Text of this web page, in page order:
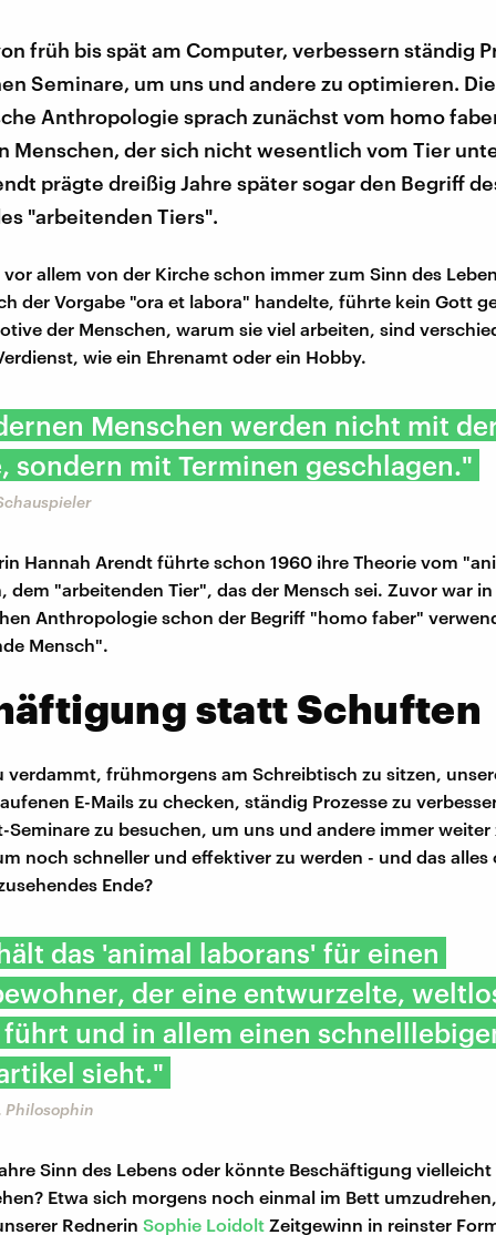
früh bis spät am Computer, verbessern ständig
Seminare, um uns und andere zu optimieren. Die
Anthropologie sprach zunächst vom homo
Menschen, der sich nicht wesentlich vom Tier
prägte dreißig Jahre später sogar den Begriff
"arbeitenden Tiers".
allem von der Kirche schon immer zum Sinn des
der Vorgabe "ora et labora" handelte, führte kein Gott
der Menschen, warum sie viel arbeiten, sind
wie ein Ehrenamt oder ein Hobby.
Menschen werden nicht mit
sondern mit Terminen geschlagen."
Hannah Arendt führte schon 1960 ihre Theorie vom
dem "arbeitenden Tier", das der Mensch sei. Zuvor war
Anthropologie schon der Begriff "homo faber"
Mensch".
statt Schuften
verdammt, frühmorgens am Schreibtisch zu sitzen,
E-Mails zu checken, ständig Prozesse zu
Seminare zu besuchen, um uns und andere immer weiter
noch schneller und effektiver zu werden - und das alles
Ende?
das 'animal laborans' für einen
der eine entwurzelte,
führt und in allem einen
sieht."
Philosophin
Sinn des Lebens oder könnte Beschäftigung
Etwa sich morgens noch einmal im Bett
Rednerin Sophie Loidolt Zeitgewinn in reinster